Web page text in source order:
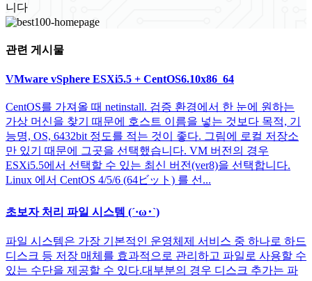
니다
관련 게시물
VMware vSphere ESXi5.5 + CentOS6.10x86_64
CentOS를 가져올 때 netinstall. 검증 환경에서 한 눈에 원하는
가상 머신을 찾기 때문에 호스트 이름을 넣는 것보다 목적, 기
능명, OS, 6432bit 정도를 적는 것이 좋다. 그림에 로컬 저장소
만 있기 때문에 그곳을 선택했습니다. VM 버전의 경우
ESXi5.5에서 선택할 수 있는 최신 버전(ver8)을 선택합니다.
Linux 에서 CentOS 4/5/6 (64ビット) 를 선...
초보자 처리 파일 시스템 (´·ω･`)
파일 시스템은 가장 기본적인 운영체제 서비스 중 하나로 하드
디스크 등 저장 매체를 효과적으로 관리하고 파일로 사용할 수
있는 수단을 제공할 수 있다.대부분의 경우 디스크 추가는 파